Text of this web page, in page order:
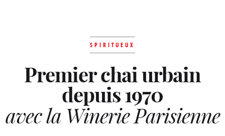
SPIRITUEUX
Premier chai urbain
depuis 1970
avec la Winerie Parisienne